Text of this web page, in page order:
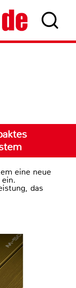
eine neue
das